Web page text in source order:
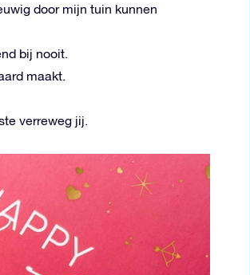
door mijn tuin kunnen
bij nooit.
maakt.
verreweg jij.